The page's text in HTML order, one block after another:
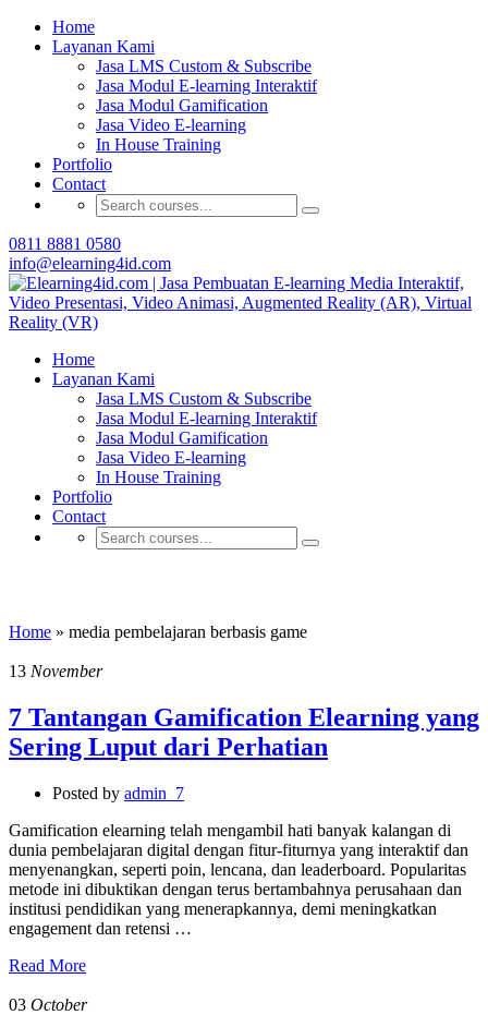
Home
Layanan Kami
Jasa LMS Custom & Subscribe
Jasa Modul E-learning Interaktif
Jasa Modul Gamification
Jasa Video E-learning
In House Training
Portfolio
Contact
0811 8881 0580
info@elearning4id.com
Home
Layanan Kami
Jasa LMS Custom & Subscribe
Jasa Modul E-learning Interaktif
Jasa Modul Gamification
Jasa Video E-learning
In House Training
Portfolio
Contact
Home » media pembelajaran berbasis game
13 November
7 Tantangan Gamification Elearning yang
Sering Luput dari Perhatian
Posted by admin_7
Gamification elearning telah mengambil hati banyak kalangan di
dunia pembelajaran digital dengan fitur-fiturnya yang interaktif dan
menyenangkan, seperti poin, lencana, dan leaderboard. Popularitas
metode ini dibuktikan dengan terus bertambahnya perusahaan dan
institusi pendidikan yang menerapkannya, demi meningkatkan
engagement dan retensi …
Read More
03 October
Buat Modul E-learning & LMS Anda Semakin
Menarik dengan Gamification
Hubungi Tim Elearning4id